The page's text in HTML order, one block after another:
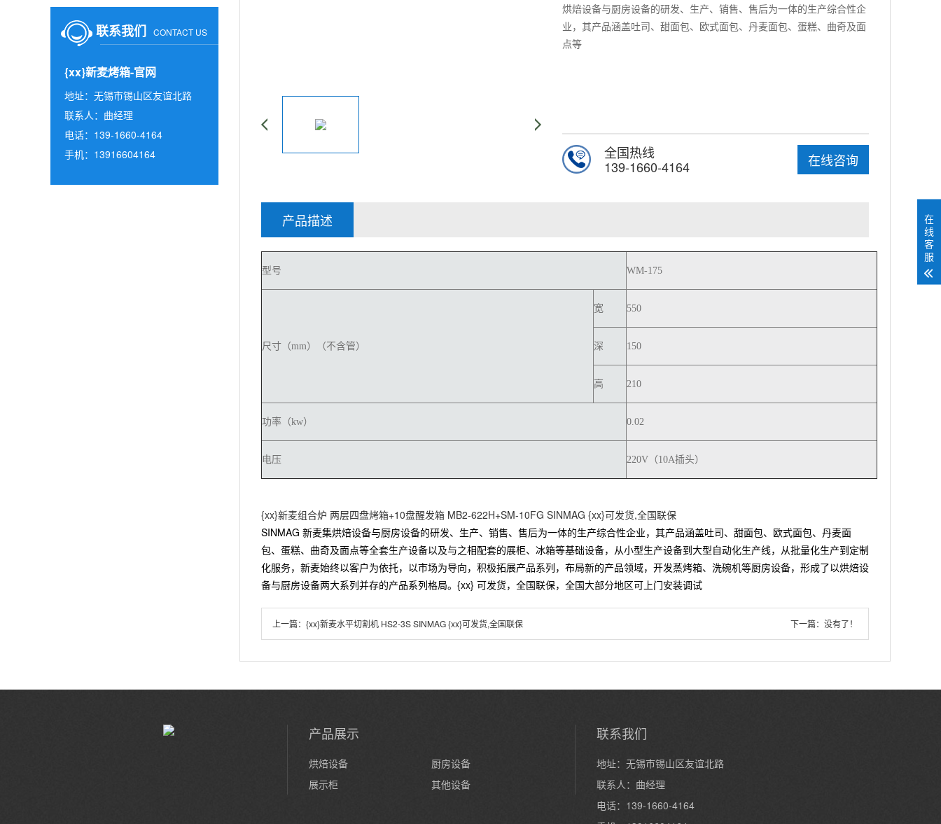
联系我们 CONTACT US
{xx}新麦烤箱-官网
地址：无锡市锡山区友谊北路
联系人：曲经理
电话：139-1660-4164
手机：13916604164
烘焙设备与厨房设备的研发、生产、销售、售后为一体的生产综合性企
业，其产品涵盖吐司、甜面包、欧式面包、丹麦面包、蛋糕、曲奇及面
点等
在线咨询
全国热线
139-1660-4164
产品描述
型号 WM-175
尺寸（mm）（不含管）
宽 550
深 150
高 210
功率（kw） 0.02
电压 220V（10A插头）
{xx}新麦组合炉 两层四盘烤箱+10盘醒发箱 MB2-622H+SM-10FG SINMAG {xx}可发货,全国联保
SINMAG 新麦集烘焙设备与厨房设备的研发、生产、销售、售后为一体的生产综合性企业，其产品涵盖吐司、甜面包、欧式面包、丹麦面
包、蛋糕、曲奇及面点等全套生产设备以及与之相配套的展柜、冰箱等基础设备，从小型生产设备到大型自动化生产线，从批量化生产到定制
化服务，新麦始终以客户为依托，以市场为导向，积极拓展产品系列，布局新的产品领域，开发蒸烤箱、洗碗机等厨房设备，形成了以烘焙设
备与厨房设备两大系列并存的产品系列格局。{xx} 可发货，全国联保，全国大部分地区可上门安装调试
上一篇： {xx}新麦水平切割机 HS2-3S SINMAG {xx}可发货,全国联保 下一篇： 没有了！
产品展示
烘焙设备
厨房设备
展示柜
其他设备
联系我们
地址：无锡市锡山区友谊北路
联系人：曲经理
电话：139-1660-4164
在
线
客
服